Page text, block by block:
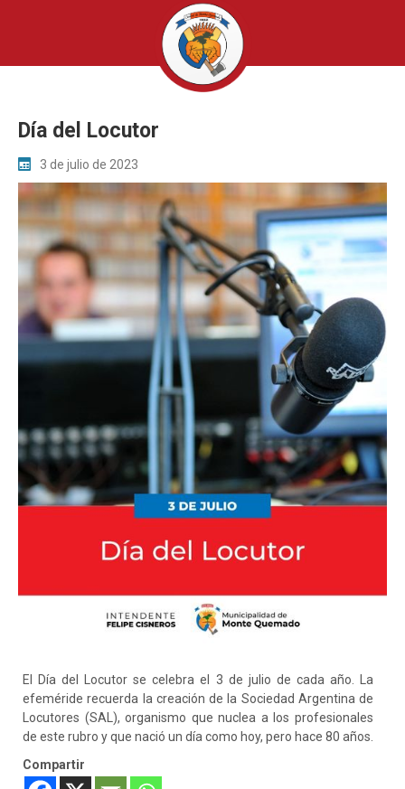
Día del Locutor
3 de julio de 2023
El Día del Locutor se celebra el 3 de julio de cada año. La
efeméride recuerda la creación de la Sociedad Argentina de
Locutores (SAL), organismo que nuclea a los profesionales
de este rubro y que nació un día como hoy, pero hace 80 años.
Compartir